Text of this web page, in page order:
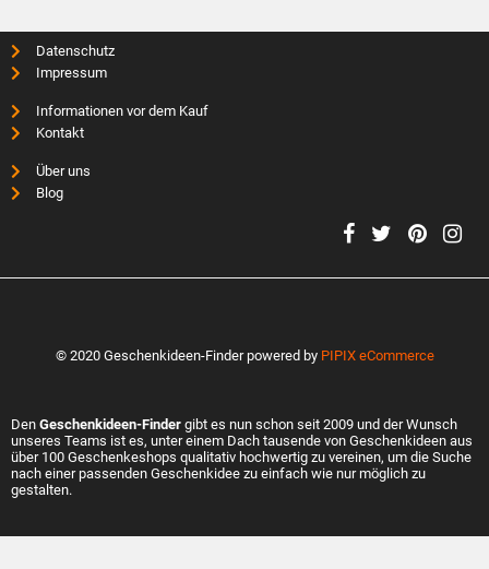
Datenschutz
Impressum
Informationen vor dem Kauf
Kontakt
Über uns
Blog
© 2020 Geschenkideen-Finder powered by PIPIX eCommerce
Den Geschenkideen-Finder gibt es nun schon seit 2009 und der Wunsch
unseres Teams ist es, unter einem Dach tausende von Geschenkideen aus
über 100 Geschenkeshops qualitativ hochwertig zu vereinen, um die Suche
nach einer passenden Geschenkidee zu einfach wie nur möglich zu
gestalten.